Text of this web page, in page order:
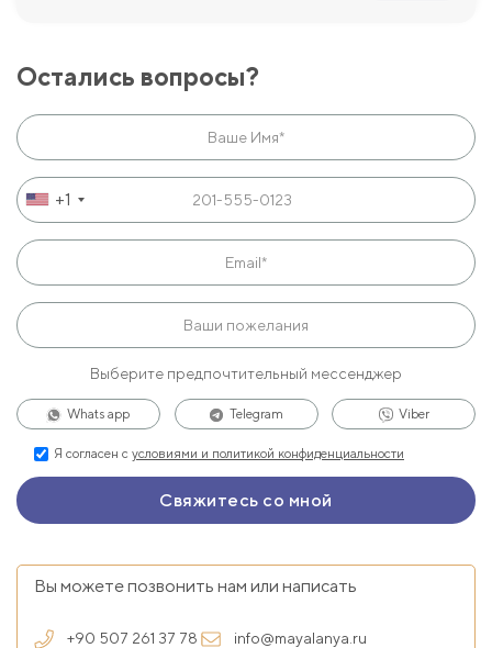
Остались вопросы?
+1
Выберите предпочтительный мессенджер
Whats app Telegram Viber
Я согласен с условиями и политикой конфиденциальности
Вы можете позвонить нам или написать
+90 507 261 37 78 info@mayalanya.ru